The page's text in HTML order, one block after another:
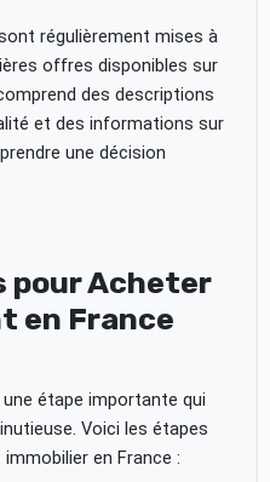
régulièrement mises à
offres disponibles sur
des descriptions
et des informations sur
une décision
pour Acheter
en France
étape importante qui
Voici les étapes
en France :